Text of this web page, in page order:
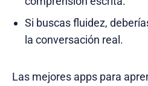
Si buscas fluidez,
la conversación real.
Las mejores apps para